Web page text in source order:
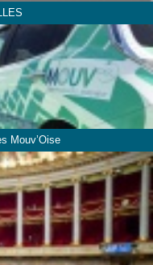
Mouv’Oise